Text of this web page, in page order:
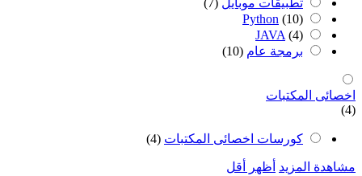
تطبيقات موبايل (7)
Python (10)
JAVA (4)
برمجة عام (10)
اخصائى المكتبات
(4)
كورسات اخصائى المكتبات (4)
مشاهدة المزيد أظهر أقل